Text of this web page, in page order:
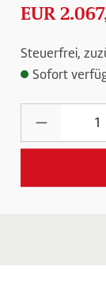
EUR
Steuerfrei,
Sofort
Produkt